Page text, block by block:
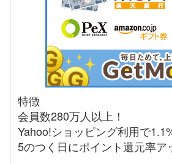
特徴
会員数280万人以上！
Yahoo!ショッピング利用で
5のつく日にポイント還元率ア